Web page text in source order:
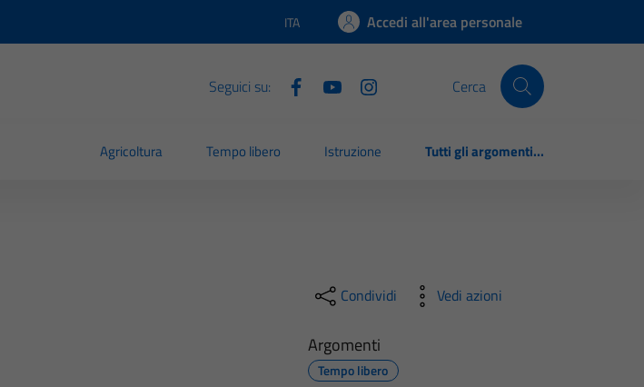
Lingua attiva:
ITA Accedi all'area personale
Seguici su: Cerca
Agricoltura Tempo libero Istruzione Tutti gli argomenti...
Condividi Vedi azioni
Argomenti
Tempo libero